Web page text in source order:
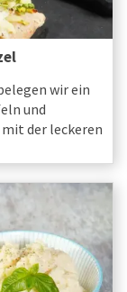
wir ein
und
der leckeren